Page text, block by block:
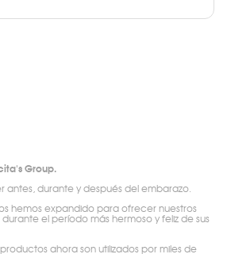
Group.
durante y después del embarazo.
hemos expandido para ofrecer nuestros
el período más hermoso y feliz de sus
ahora son utilizados por miles de